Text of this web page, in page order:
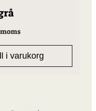
i varukorg